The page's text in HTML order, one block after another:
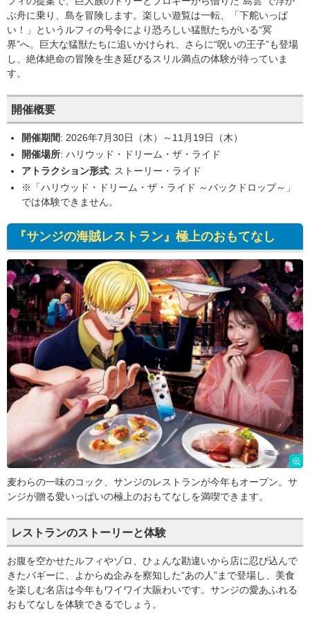
ぶ舟に乗り、島を冒険します。楽しい遊覧は一転、「下舵いっぱ
い！」というルフィの号令により恐ろしい猛獣たちがいる“冥
界”へ。巨大な猛獣たちに追いかけられ、さらに“呪いの王子”も登場
し、絶体絶命の冒険を生き延びるスリル満点の体験が待っていま
す。
開催概要
開催期間: 2026年7月30日（木）～11月19日（木）
開催場所: ハリウッド・ドリーム・ザ・ライド
アトラクション形式: ストーリー・ライド
※「ハリウッド・ドリーム・ザ・ライド ～バックドロップ～」
では体験できません。
『サンジの海賊レストラン』極上のおもてなし
麦わらの一味のコック、サンジのレストランが今年もオープン。サ
ンジが贈る愛いっぱいの極上のおもてなしを満喫できます。
レストランのストーリーと体験
お腹を空かせたルフィやゾロ、ひょんな勘違いから店に忍び込んで
きたバギーに、よからぬ企みを察知した“あの人”まで登場し、美食
を楽しむ名店は今年もワイワイ大賑わいです。サンジの愛あふれる
おもてなしを体験できるでしょう。